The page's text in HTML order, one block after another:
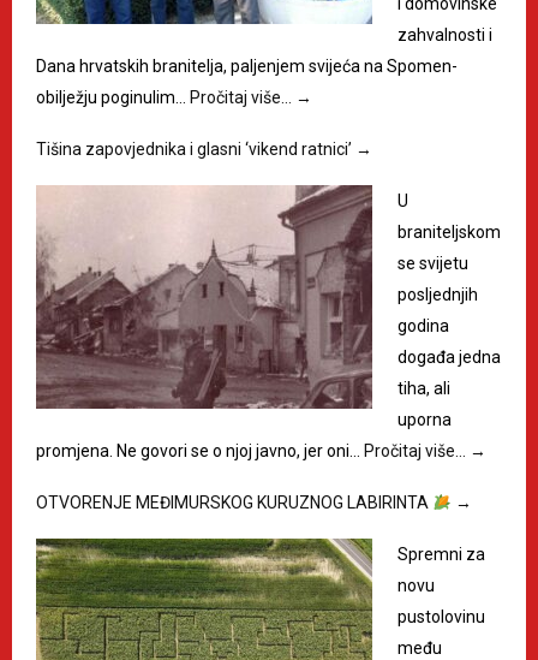
i domovinske
zahvalnosti i
Dana hrvatskih branitelja, paljenjem svijeća na Spomen-
obilježju poginulim… Pročitaj više… →
Tišina zapovjednika i glasni ‘vikend ratnici’ →
U
braniteljskom
se svijetu
posljednjih
godina
događa jedna
tiha, ali
uporna
promjena. Ne govori se o njoj javno, jer oni… Pročitaj više… →
OTVORENJE MEĐIMURSKOG KURUZNOG LABIRINTA →
Spremni za
novu
pustolovinu
među